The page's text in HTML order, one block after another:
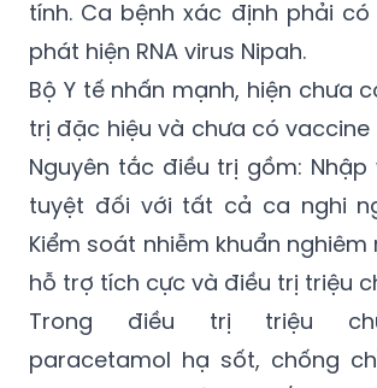
Ca bệnh nghi ngờ là người có
và triệu chứng phù hợp hoặc
tính. Ca bệnh xác định phải
phát hiện RNA virus Nipah.
Bộ Y tế nhấn mạnh, hiện chưa
trị đặc hiệu và chưa có vaccine
Nguyên tắc điều trị gồm: Nhập
tuyệt đối với tất cả ca nghi
Kiểm soát nhiễm khuẩn
hỗ trợ tích cực và điều trị triệu